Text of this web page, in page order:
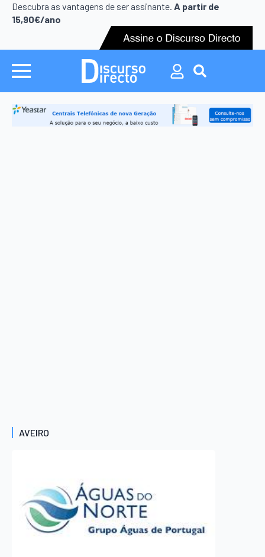
Descubra as vantagens de ser assinante. A partir de
15,90€/ano
Search
for:
Search
AVEIRO